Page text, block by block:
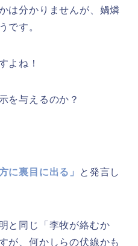
は分かりませんが、媧燐
です。
よね！
を与えるのか？
に裏目に出る」
と発言し
と同じ「李牧が絡むか
が、何かしらの伏線かも